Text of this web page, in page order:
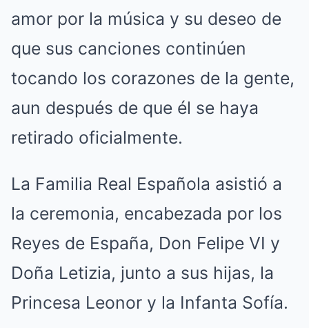
amor por la música y su deseo de
que sus canciones continúen
tocando los corazones de la gente,
aun después de que él se haya
retirado oficialmente.
La Familia Real Española asistió a
la ceremonia, encabezada por los
Reyes de España, Don Felipe VI y
Doña Letizia, junto a sus hijas, la
Princesa Leonor y la Infanta Sofía.